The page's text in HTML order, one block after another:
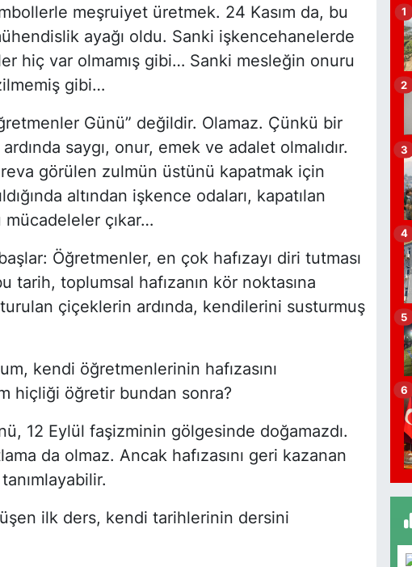
meşruiyet üretmek. 24 Kasım da, bu
ayağı oldu. Sanki işkencehanelerde
hiç var olmamış gibi… Sanki mesleğin onuru
gibi…
Günü” değildir. Olamaz. Çünkü bir
saygı, onur, emek ve adalet olmalıdır.
görülen zulmün üstünü kapatmak için
altından işkence odaları, kapatılan
mücadeleler çıkar…
Öğretmenler, en çok hafızayı diri tutması
tarih, toplumsal hafızanın kör noktasına
çiçeklerin ardında, kendilerini susturmuş
kendi öğretmenlerinin hafızasını
hiçliği öğretir bundan sonra?
12 Eylül faşizminin gölgesinde doğamazdı.
da olmaz. Ancak hafızasını geri kazanan
ilk ders, kendi tarihlerinin dersini
1
2
3
4
5
6